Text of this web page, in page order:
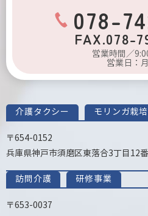
078-
FAX.078-
営業時間／
営業日：
介護タクシー モリンガ栽
〒654-0152
兵庫県神戸市須磨区東落合3丁目12
訪問介護 研修事業
〒653-0037